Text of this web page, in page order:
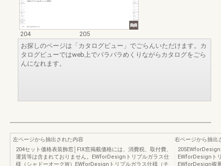
204
205
お探しのページは「カタログビュー」でごらんいただけます。カ
タログビューではweb上でパラパラめくりながらカタログをごら
んになれます。
左ページから抽出された内容
204セット価格表装飾窓│FIX窓掲載価格には、消費税、取付費、
運賃等は含まれておりません。EWforDesignトリプルガラス仕
様（シャドーオークW）EWforDesignトリプルガラス仕様（チ
右ページから抽出
EWforDesignト
EWforDesign複